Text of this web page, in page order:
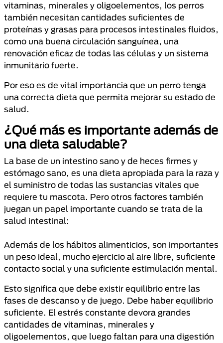
vitaminas, minerales y oligoelementos, los perros
también necesitan cantidades suficientes de
proteínas y grasas para procesos intestinales fluidos,
como una buena circulación sanguínea, una
renovación eficaz de todas las células y un sistema
inmunitario fuerte.
Por eso es de vital importancia que un perro tenga
una correcta dieta que permita mejorar su estado de
salud.
¿Qué más es importante además de
una dieta saludable?
La base de un intestino sano y de heces firmes y
estómago sano, es una dieta apropiada para la raza y
el suministro de todas las sustancias vitales que
requiere tu mascota. Pero otros factores también
juegan un papel importante cuando se trata de la
salud intestinal:
Además de los hábitos alimenticios, son importantes
un peso ideal, mucho ejercicio al aire libre, suficiente
contacto social y una suficiente estimulación mental.
Esto significa que debe existir equilibrio entre las
fases de descanso y de juego. Debe haber equilibrio
suficiente. El estrés constante devora grandes
cantidades de vitaminas, minerales y
oligoelementos, que luego faltan para una digestión